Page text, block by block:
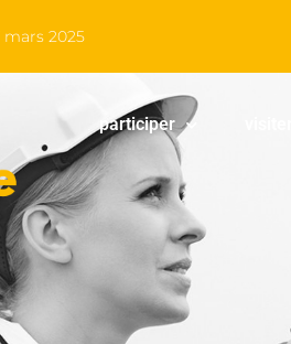
mars 2025
participer